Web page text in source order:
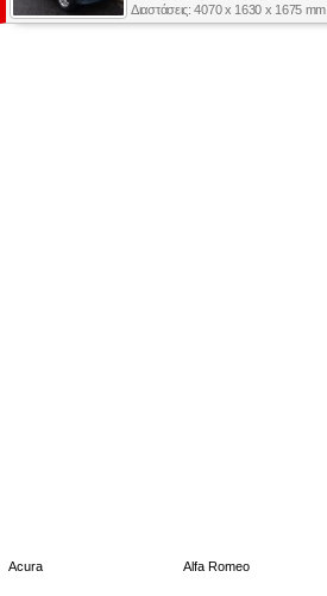
Διαστάσεις: 4070 x 1630 x 1675 mm
Acura Alfa Romeo